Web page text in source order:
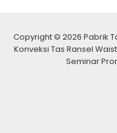
Copyright © 2026 Pabrik
Konveksi Tas Ransel
Seminar